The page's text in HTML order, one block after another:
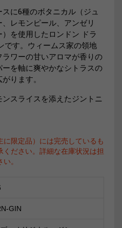
に6種のボタニカル（ジュ
レモンピール、アンゼリ
を使用したロンドン ドラ
です。ウィームス家の領地
ワーの甘いアロマが香りの
ーを軸に爽やかなシトラスの
ります。
スライスを添えたジントニ
限定品）には完売しているも
ださい。詳細な在庫状況は担
。
GIN